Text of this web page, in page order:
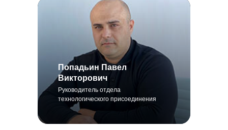
Попадьин Павел
Викторович
Руководитель отдела
технологического присоединения